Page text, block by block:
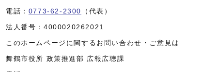
電話： 0773-62-2300 （代表）
法人番号： 4000020262021
このホームページに関するお問い合わせ・ご意見は
舞鶴市役所 政策推進部 広報広聴課